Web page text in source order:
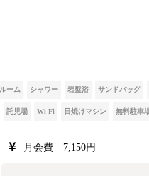
ーム シャワー 岩盤浴 サンドバッグ
託児場 Wi-Fi 日焼けマシン 無料駐車
月会費 7,150円